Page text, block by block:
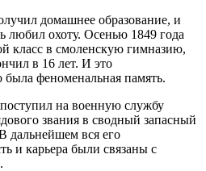
домашнее образование, и
любил охоту. Осенью 1849 года
класс в смоленскую гимназию,
в 16 лет. И это
была феноменальная память.
на военную службу
звания в сводный запасный
дальнейшем вся его
и карьера были связаны с